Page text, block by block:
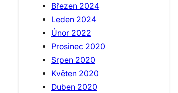
Březen 2024
Leden 2024
Únor 2022
Prosinec 2020
Srpen 2020
Květen 2020
Duben 2020